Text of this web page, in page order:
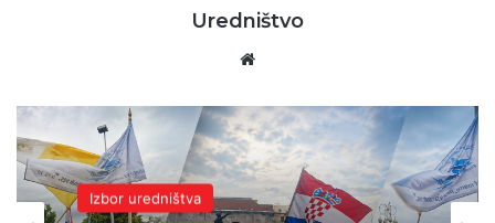
Uredništvo
Domovina